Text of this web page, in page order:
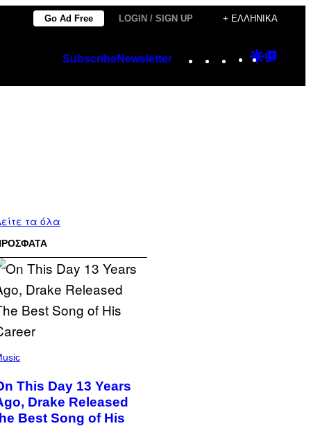
Go Ad Free LOGIN / SIGN UP + ΕΛΛΗΝΙΚΆ
SubscribeNewsletter Instagram
TikTok
YouTube
Google
τα όλα
This Day 13 Years
Drake Released
Best Song of His